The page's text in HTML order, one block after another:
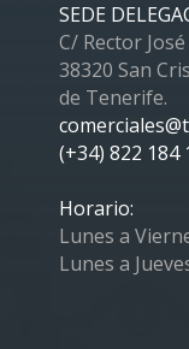
SEDE
C/ Rector
38320 San
de Tenerife.
(+34) 822 184
Horario:
Lunes a
Lunes a